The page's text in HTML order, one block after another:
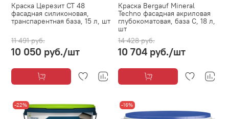
Краска Церезит CT 48
фасадная силиконовая,
транспарентная база, 15 л, шт
11 491 руб.
10 050 руб./шт
Краска Bergauf Mineral
Techno фасадная акриловая
глубокоматовая, база C, 18 л,
шт
14 428 руб.
10 704 руб./шт
-22% -16%